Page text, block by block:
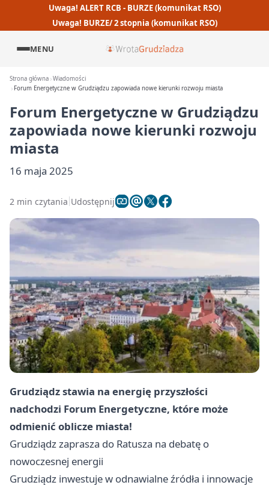
Uwaga! ALERT RCB - BURZE (komunikat RSO)
Uwaga! BURZE/ 2 stopnia (komunikat RSO)
MENU
Strona główna Wiadomości
Forum Energetyczne w Grudziądzu zapowiada nowe kierunki rozwoju miasta
Forum Energetyczne w Grudziądzu
zapowiada nowe kierunki rozwoju
miasta
16 maja 2025
2 min czytania Udostępnij
Grudziądzstawia na energię przyszłości
nadchodzi Forum Energetyczne, które może
odmienić oblicze miasta!
Grudziądzzaprasza do Ratusza na debatę o
nowoczesnej energii
Grudziądz inwestuje w odnawialne źródła i innowacje